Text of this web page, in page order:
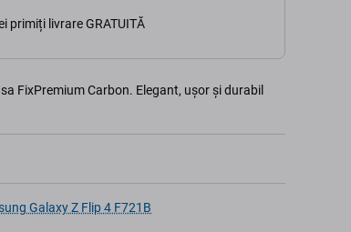
primiți livrare GRATUITĂ
FixPremium Carbon. Elegant, ușor și durabil
Galaxy Z Flip 4 F721B